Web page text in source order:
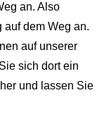
an. Also
dem Weg an.
auf unserer
sich dort ein
und lassen Sie